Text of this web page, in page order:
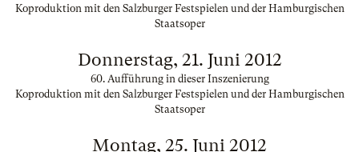
Koproduktion mit den Salzburger Festspielen und der Hamburgischen
Staatsoper
Donnerstag, 21. Juni 2012
60. Aufführung in dieser Inszenierung
Koproduktion mit den Salzburger Festspielen und der Hamburgischen
Staatsoper
Montag, 25. Juni 2012